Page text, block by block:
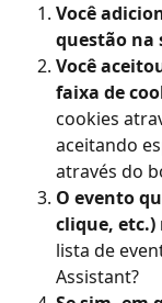
Você
questão na
Você
faixa de
cookies
aceitando
através do
O evento
clique,
lista de
Assistant?